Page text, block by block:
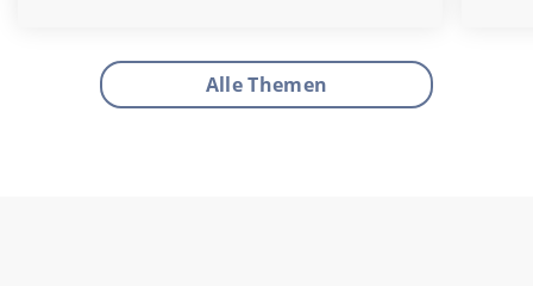
Alle Themen